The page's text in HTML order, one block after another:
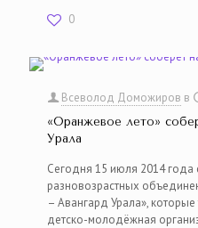
0
Всеволод Доможиров в
«Оранжевое лето»
Урала
Сегодня 15 июля 2014 года
разновозрастных
– Авангард Урала»,
детско-молодёжная